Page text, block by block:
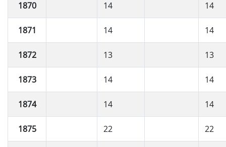
1870 14 14
1871 14 14
1872 13 13
1873 14 14
1874 14 14
1875 22 22